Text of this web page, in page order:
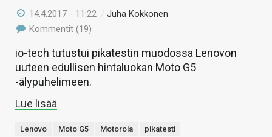
14.4.2017 - 11:22 /Juha Kokkonen
Kommentit (19)
io-tech tutustui pikatestin muodossa Lenovon
uuteen edullisen hintaluokan Moto G5
-älypuhelimeen.
Lue lisää
Lenovo Moto G5 Motorola pikatesti